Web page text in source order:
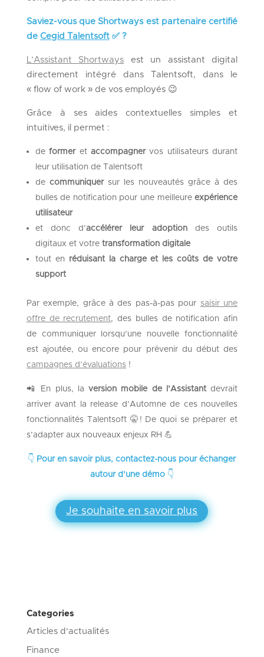
Saviez-vous que Shortways est partenaire certifié
de Cegid Talentsoft✅ ?
L’Assistant Shortways est un assistant digital
directement intégré dans Talentsoft, dans le
« flow of work » de vos employés 😉
Grâce à ses aides contextuelles simples et
intuitives, il permet :
deformeret accompagnervos utilisateurs durant
leur utilisation de Talentsoft
de communiquersur les nouveautés grâce à des
bulles de notification pour une meilleureexpérience
utilisateur
et donc d’accélérer leur adoptiondes outils
digitaux et votre transformation digitale
tout en réduisant la charge et les coûts de votre
support
Par exemple, grâce à des pas-à-pas pour saisir une
offre de recrutement, des bulles de notification afin
de communiquer lorsqu’une nouvelle fonctionnalité
est ajoutée, ou encore pour prévenir du début des
campagnes d’évaluations!
📲 En plus, laversion mobile de l’Assistantdevrait
arriver avant la release d’Automne de ces nouvelles
fonctionnalités Talentsoft 🤫! De quoi se préparer et
s’adapter aux nouveaux enjeux RH 💪
👇 Pour en savoir plus, contactez-nous pour échanger
autour d’une démo 👇
Je souhaite en savoir plus
Categories
Articles d'actualités
Finance